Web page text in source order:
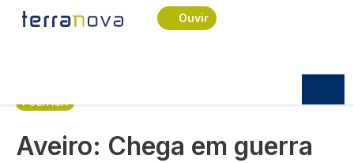
Passar para o conteúdo principal
Ouvir
Navegação estrutural
Início
Política
Aveiro: Chega em guerra aberta no rescaldo das
POLÍTICA
Aveiro: Chega em guerra